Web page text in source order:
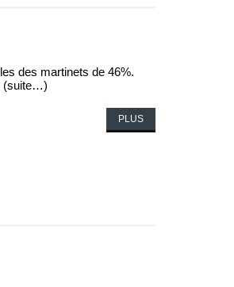
des martinets de 46%.
(suite…)
PLUS